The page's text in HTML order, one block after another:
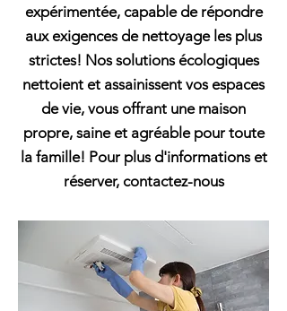
expérimentée, capable de répondre
aux exigences de nettoyage les plus
strictes! Nos solutions écologiques
nettoient et assainissent vos espaces
de vie, vous offrant une maison
propre, saine et agréable pour toute
la famille! Pour plus d'informations et
réserver, contactez-nous